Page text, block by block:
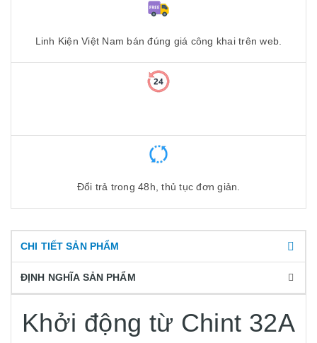
Linh Kiện Việt Nam bán đúng giá công khai trên web.
Đổi trả trong 48h, thủ tục đơn giản.
CHI TIẾT SẢN PHẨM
ĐỊNH NGHĨA SẢN PHẨM
Khởi động từ Chint 32A